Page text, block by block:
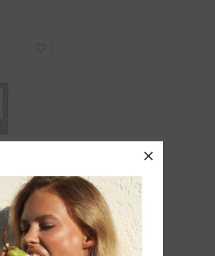
Топ в бельевом стиле орнамент